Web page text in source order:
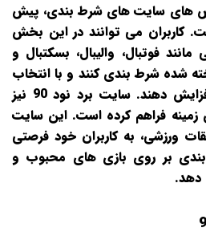
های سایت‌ های شرط‌ بندی، پیش‌
کاربران می‌ توانند در این بخش
فوتبال، والیبال، بسکتبال و
شده شرط‌ بندی کنند و با انتخاب‌
های دقیق، سود خود را افزایش دهند. سایت برد نود 90 نیز
زمینه فراهم کرده است. این سایت
ورزشی، به کاربران خود فرصتی
بر روی بازی‌ های محبوب و
دهد.